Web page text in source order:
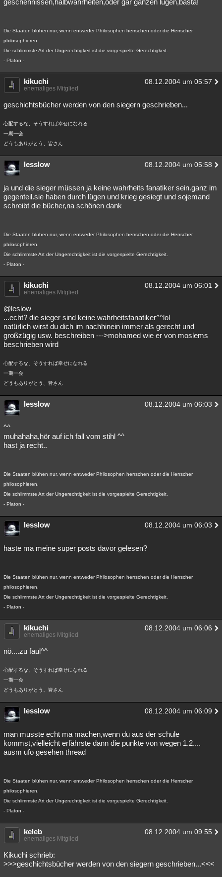
geschehnissen,halbwahrheiten,oder gar ganzen lügen,basta!
Die Staaten blühen nur, wenn entweder Philosophen herrschen oder die Herrscher
philosophieren.
Die schlimmste Art der Ungerechtigkeit ist die vorgespielte Gerechtigkeit.
- Platon -
kikuchi 08.12.2004 um 05:57
ehemaliges Mitglied
geschichtsbücher werden von den siegern geschrieben...
心配するな、そうすれば幸せになれる
一期一会
どうもありがとう、皆さん
lesslow 08.12.2004 um 05:58
ja und die sieger müssen ja keine wahrheits fanatiker sein.ganz im
gegenteil.sie haben durch lügen und krieg gesiegt und sojemand
schreibt die bücher,na schönen dank
Die Staaten blühen nur, wenn entweder Philosophen herrschen oder die Herrscher
philosophieren.
Die schlimmste Art der Ungerechtigkeit ist die vorgespielte Gerechtigkeit.
- Platon -
kikuchi 08.12.2004 um 06:01
ehemaliges Mitglied
@leslow
...echt? die sieger sind keine wahrheitsfanatiker^^lol
natürlich wirst du dich im nachhinein immer als gerecht und
großzügig usw. beschreiben --->mohamed wie er von moslems
beschrieben wird
心配するな、そうすれば幸せになれる
一期一会
どうもありがとう、皆さん
lesslow 08.12.2004 um 06:03
^^
muhahaha,hör auf ich fall vom stihl ^^
hast ja recht..
Die Staaten blühen nur, wenn entweder Philosophen herrschen oder die Herrscher
philosophieren.
Die schlimmste Art der Ungerechtigkeit ist die vorgespielte Gerechtigkeit.
- Platon -
lesslow 08.12.2004 um 06:03
haste ma meine super posts davor gelesen?
Die Staaten blühen nur, wenn entweder Philosophen herrschen oder die Herrscher
philosophieren.
Die schlimmste Art der Ungerechtigkeit ist die vorgespielte Gerechtigkeit.
- Platon -
kikuchi 08.12.2004 um 06:06
ehemaliges Mitglied
nö....zu faul^^
心配するな、そうすれば幸せになれる
一期一会
どうもありがとう、皆さん
lesslow 08.12.2004 um 06:09
man musste echt ma machen,wenn du aus der schule
kommst,vielleicht erfährste dann die punkte von wegen 1.2....
ausm ufo gesehen thread
Die Staaten blühen nur, wenn entweder Philosophen herrschen oder die Herrscher
philosophieren.
Die schlimmste Art der Ungerechtigkeit ist die vorgespielte Gerechtigkeit.
- Platon -
keleb 08.12.2004 um 09:55
ehemaliges Mitglied
Kikuchi schrieb:
>>>geschichtsbücher werden von den siegern geschrieben...<<<